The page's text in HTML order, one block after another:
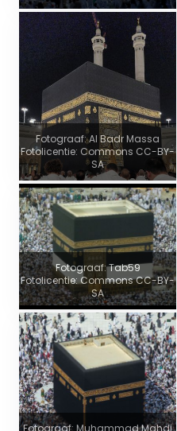
Fotograaf: Al Badr Massa
Fotolicentie: Commons CC-BY-
SA
Fotograaf: Tab59
Fotolicentie: Commons CC-BY-
SA
Fotograaf: Muhammad Mahdi